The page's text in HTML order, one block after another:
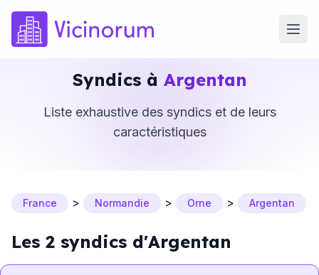
Syndics à Argentan
Liste exhaustive des syndics et de leurs
caractéristiques
France > Normandie > Orne > Argentan
Les 2 syndics d'Argentan